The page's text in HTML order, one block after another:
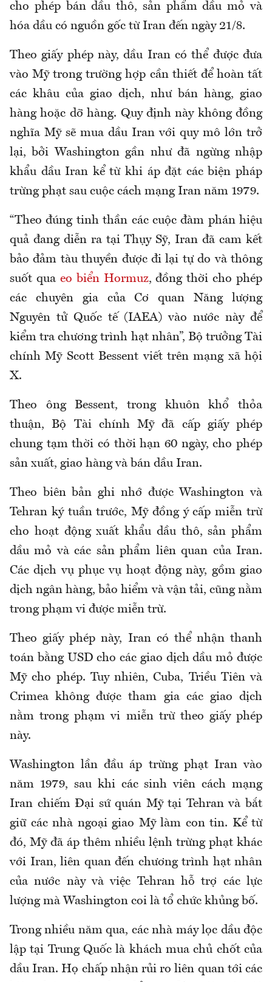
cho phép bán dầu thô, sản phẩm dầu mỏ và
hóa dầu có nguồn gốc từ Iran đến ngày 21/8.
Theo giấy phép này, dầu Iran có thể được đưa
vào Mỹ trong trường hợp cần thiết để hoàn tất
các khâu của giao dịch, như bán hàng, giao
hàng hoặc dỡ hàng. Quy định này không đồng
nghĩa Mỹ sẽ mua dầu Iran với quy mô lớn trở
lại, bởi Washington gần như đã ngừng nhập
khẩu dầu Iran kể từ khi áp đặt các biện pháp
trừng phạt sau cuộc cách mạng Iran năm 1979.
“Theo đúng tinh thần các cuộc đàm phán hiệu
quả đang diễn ra tại Thụy Sỹ, Iran đã cam kết
bảo đảm tàu thuyền được đi lại tự do và thông
suốt qua eo biển Hormuz, đồng thời cho phép
các chuyên gia của Cơ quan Năng lượng
Nguyên tử Quốc tế (IAEA) vào nước này để
kiểm tra chương trình hạt nhân”, Bộ trưởng Tài
chính Mỹ Scott Bessent viết trên mạng xã hội
X.
Theo ông Bessent, trong khuôn khổ thỏa
thuận, Bộ Tài chính Mỹ đã cấp giấy phép
chung tạm thời có thời hạn 60 ngày, cho phép
sản xuất, giao hàng và bán dầu Iran.
Theo biên bản ghi nhớ được Washington và
Tehran ký tuần trước, Mỹ đồng ý cấp miễn trừ
cho hoạt động xuất khẩu dầu thô, sản phẩm
dầu mỏ và các sản phẩm liên quan của Iran.
Các dịch vụ phục vụ hoạt động này, gồm giao
dịch ngân hàng, bảo hiểm và vận tải, cũng nằm
trong phạm vi được miễn trừ.
Theo giấy phép này, Iran có thể nhận thanh
toán bằng USD cho các giao dịch dầu mỏ được
Mỹ cho phép. Tuy nhiên, Cuba, Triều Tiên và
Crimea không được tham gia các giao dịch
nằm trong phạm vi miễn trừ theo giấy phép
này.
Washington lần đầu áp trừng phạt Iran vào
năm 1979, sau khi các sinh viên cách mạng
Iran chiếm Đại sứ quán Mỹ tại Tehran và bắt
giữ các nhà ngoại giao Mỹ làm con tin. Kể từ
đó, Mỹ đã áp thêm nhiều lệnh trừng phạt khác
với Iran, liên quan đến chương trình hạt nhân
của nước này và việc Tehran hỗ trợ các lực
lượng mà Washington coi là tổ chức khủng bố.
Trong nhiều năm qua, các nhà máy lọc dầu độc
lập tại Trung Quốc là khách mua chủ chốt của
dầu Iran. Họ chấp nhận rủi ro liên quan tới các